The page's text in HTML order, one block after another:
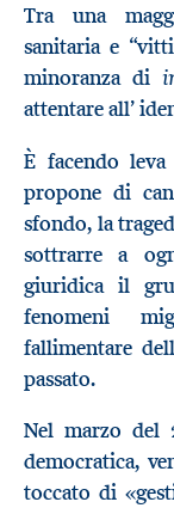
Tra una
sanitaria e
minoranza di
attentare all’
È facendo
propone di
sfondo, la
sottrarre a
giuridica il
fenomeni
fallimentare
passato.
Nel marzo del
democratica,
toccato di